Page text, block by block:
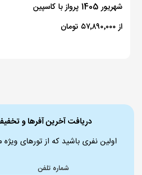
شهریور 1405 پرواز با کاسپین
از ۵۷٬۸۹۰٬۰۰۰ تومان
دریافت آخرین آفرها و
اولین نفری باشید که از تورهای
شماره تلفن